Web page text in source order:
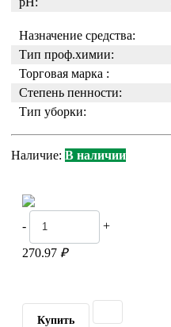
Назначение средства:
Тип проф.химии:
Торговая марка :
Степень пенности:
Тип уборки:
Наличие: В наличии
-
+
270.97 ₽
Купить